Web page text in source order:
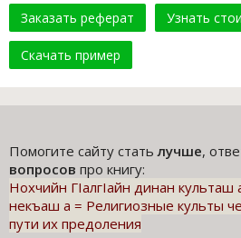
Заказать реферат Узнать
Скачать пример
Помогите сайту статьлучше,
вопросов про книгу:
Нохчийн ГIалгIайн динан культаш
некъаш а = Религиозные культы
пути их предоления